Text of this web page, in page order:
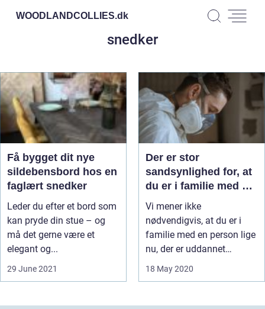
WOODLANDCOLLIES.dk
snedker
Få bygget dit nye
sildebensbord hos en
faglært snedker
Leder du efter et bord som
kan pryde din stue – og
må det gerne være et
elegant og...
29 June 2021
Der er stor
sandsynlighed for, at
du er i familie med en
snedker!
Vi mener ikke
nødvendigvis, at du er i
familie med en person lige
nu, der er uddannet
snedker...
18 May 2020